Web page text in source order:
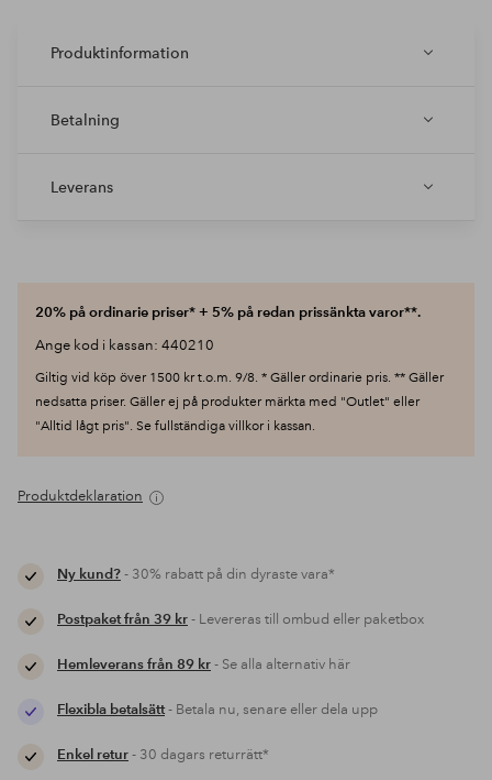
Produktinformation
Betalning
Leverans
20% på ordinarie priser* + 5% på redan prissänkta varor**.
Ange kod i kassan: 440210
Giltig vid köp över 1500 kr t.o.m. 9/8. * Gäller ordinarie pris. ** Gäller
nedsatta priser. Gäller ej på produkter märkta med "Outlet" eller
"Alltid lågt pris". Se fullständiga villkor i kassan.
Produktdeklaration
Ny kund?- 30% rabatt på din dyraste vara*
Postpaket från 39 kr- Levereras till ombud eller paketbox
Hemleverans från 89 kr- Se alla alternativ här
Flexibla betalsätt- Betala nu, senare eller dela upp
Enkel retur- 30 dagars returrätt*